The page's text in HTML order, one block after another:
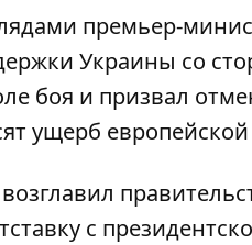
премьер-
Украины со
боя и призвал
ущерб
с